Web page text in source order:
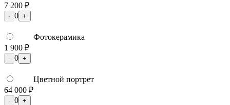
7 200 ₽
- 0 +
Фотокерамика
1 900 ₽
- 0 +
Цветной портрет
64 000 ₽
- 0 +